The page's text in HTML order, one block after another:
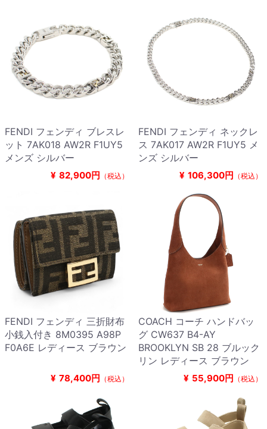
FENDI フェンディ ブレスレ
ット 7AK018 AW2R F1UY5
メンズ シルバー
¥ 82,900円 （税込）
FENDI フェンディ ネックレ
ス 7AK017 AW2R F1UY5 メ
ンズ シルバー
¥ 106,300円 （税込）
FENDI フェンディ 三折財布
小銭入付き 8M0395 A98P
F0A6E レディース ブラウン
¥ 78,400円 （税込）
COACH コーチ ハンドバッ
グ CW637 B4-AY
BROOKLYN SB 28 ブルック
リン レディース ブラウン
¥ 55,900円 （税込）